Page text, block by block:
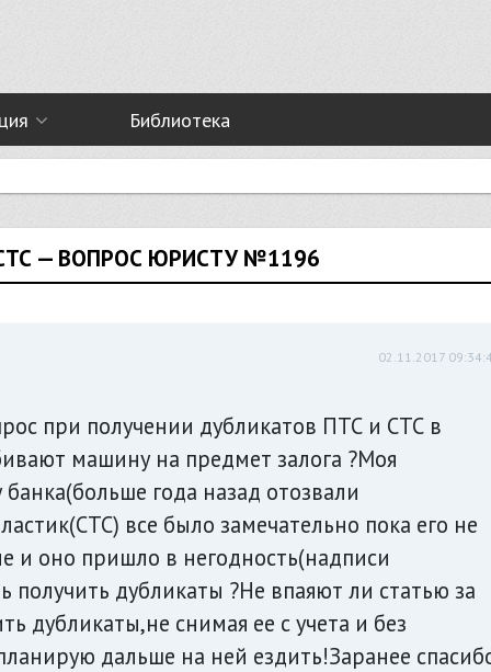
Библиотека
— ВОПРОС ЮРИСТУ №1196
02.11.2017
при получении дубликатов ПТС и СТС в
машину на предмет залога ?Моя
года назад отозвали
все было замечательно пока его не
и оно пришло в негодность(надписи
дубликаты ?Не впаяют ли статью за
дубликаты,не снимая ее с учета и без
дальше на ней ездить!Заранее